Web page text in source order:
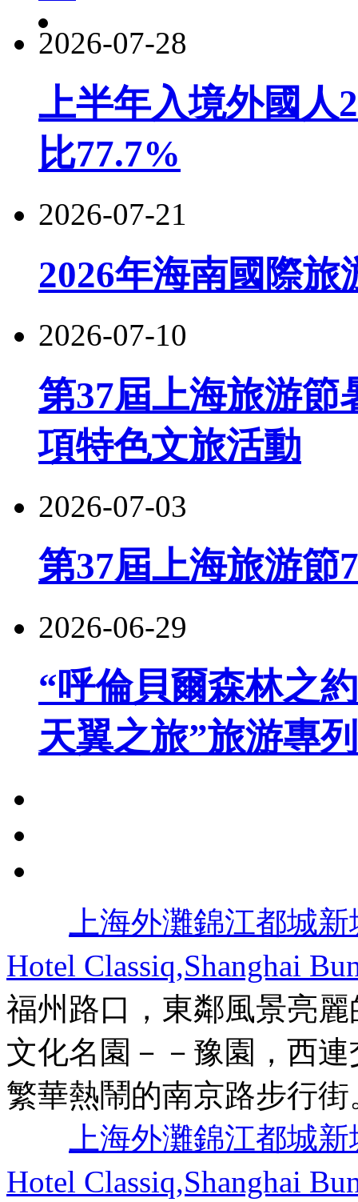
2026-07-28
上半年入境外國人
比77.7%
2026-07-21
2026年海南國際
2026-07-10
第37屆上海旅游節
項特色文旅活動
2026-07-03
第37屆上海旅游節
2026-06-29
“呼倫貝爾森林之
天翼之旅”旅游專
上海外灘錦江都城
Hotel Classiq,Shanghai
福州路口，東鄰風景亮
文化名園－－豫園，西
繁華熱鬧的南京路步行街
上海外灘錦江都城
Hotel Classiq,Shanghai